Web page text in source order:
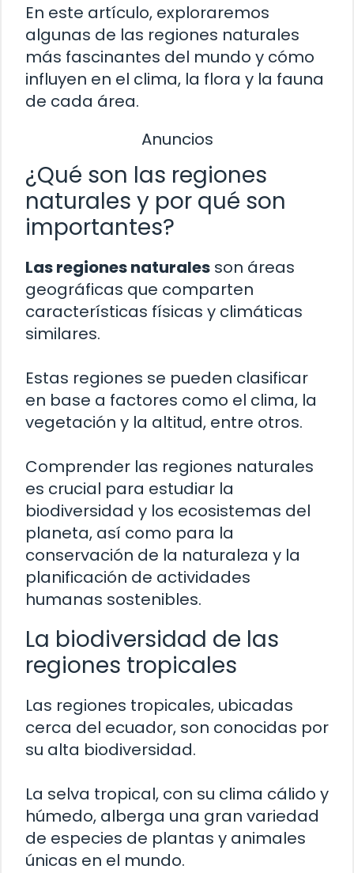
En este artículo, exploraremos
algunas de las regiones naturales
más fascinantes del mundo y cómo
influyen en el clima, la flora y la fauna
de cada área.
Anuncios
¿Qué son las regiones
naturales y por qué son
importantes?
Las regiones naturales son áreas
geográficas que comparten
características físicas y climáticas
similares.
Estas regiones se pueden clasificar
en base a factores como el clima, la
vegetación y la altitud, entre otros.
Comprender las regiones naturales
es crucial para estudiar la
biodiversidad y los ecosistemas del
planeta, así como para la
conservación de la naturaleza y la
planificación de actividades
humanas sostenibles.
La biodiversidad de las
regiones tropicales
Las regiones tropicales, ubicadas
cerca del ecuador, son conocidas por
su alta biodiversidad.
La selva tropical, con su clima cálido y
húmedo, alberga una gran variedad
de especies de plantas y animales
únicas en el mundo.